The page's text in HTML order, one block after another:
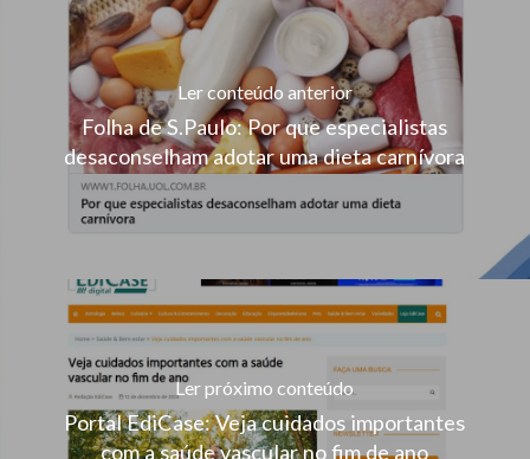
Ler conteúdo anterior
Folha de S.Paulo: Por que especialistas
desaconselham adotar uma dieta carnívora
Ler próximo conteúdo
Portal EdiCase: Veja cuidados importantes
com a saúde vascular no fim de ano